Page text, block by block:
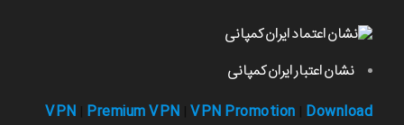
نشان اعتبار ایران کمپانی
VPN Premium VPN VPN Promotion Download